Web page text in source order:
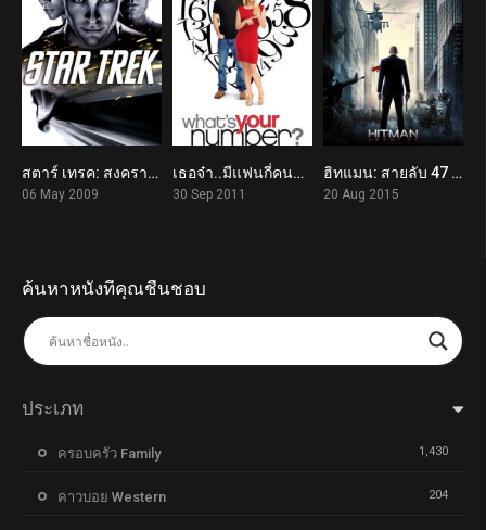
7.9สตาร์ เทรค: สงครามพิฆาตจักรวาล Star Trek (2009)
06 May 2009
6.1
เธอจ๋า..มีแฟนกี่คนจ๊ะ What’s Your Number? (2011)
30 Sep 2011
5.7ฮิทแมน: สายลับ 47 Hitman: Agent 47 (2015)
20 Aug 2015
ค้นหาหนังที่คุณชื่นชอบ
ประเภท
ครอบครัว Family 1,430
คาวบอย Western 204